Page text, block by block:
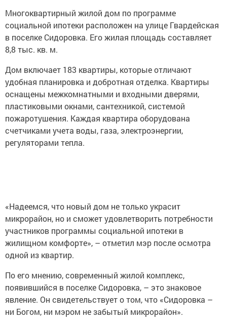
Многоквартирный жилой дом по программе
социальной ипотеки расположен на улице Гвардейская
в поселке Сидоровка. Его жилая площадь составляет
8,8 тыс. кв. м.
Дом включает 183 квартиры, которые отличают
удобная планировка и добротная отделка. Квартиры
оснащены межкомнатными и входными дверями,
пластиковыми окнами, сантехникой, системой
пожаротушения. Каждая квартира оборудована
счетчиками учета воды, газа, электроэнергии,
регуляторами тепла.
«Надеемся, что новый дом не только украсит
микрорайон, но и сможет удовлетворить потребности
участников программы социальной ипотеки в
жилищном комфорте», – отметил мэр после осмотра
одной из квартир.
По его мнению, современный жилой комплекс,
появившийся в поселке Сидоровка, – это знаковое
явление. Он свидетельствует о том, что «Сидоровка –
ни Богом, ни мэром не забытый микрорайон».